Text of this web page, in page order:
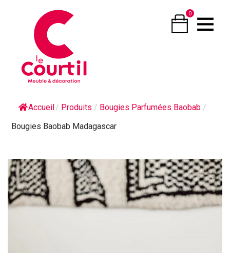
0
Accueil/ Produits / Bougies Parfumées Baobab /
Bougies Baobab Madagascar